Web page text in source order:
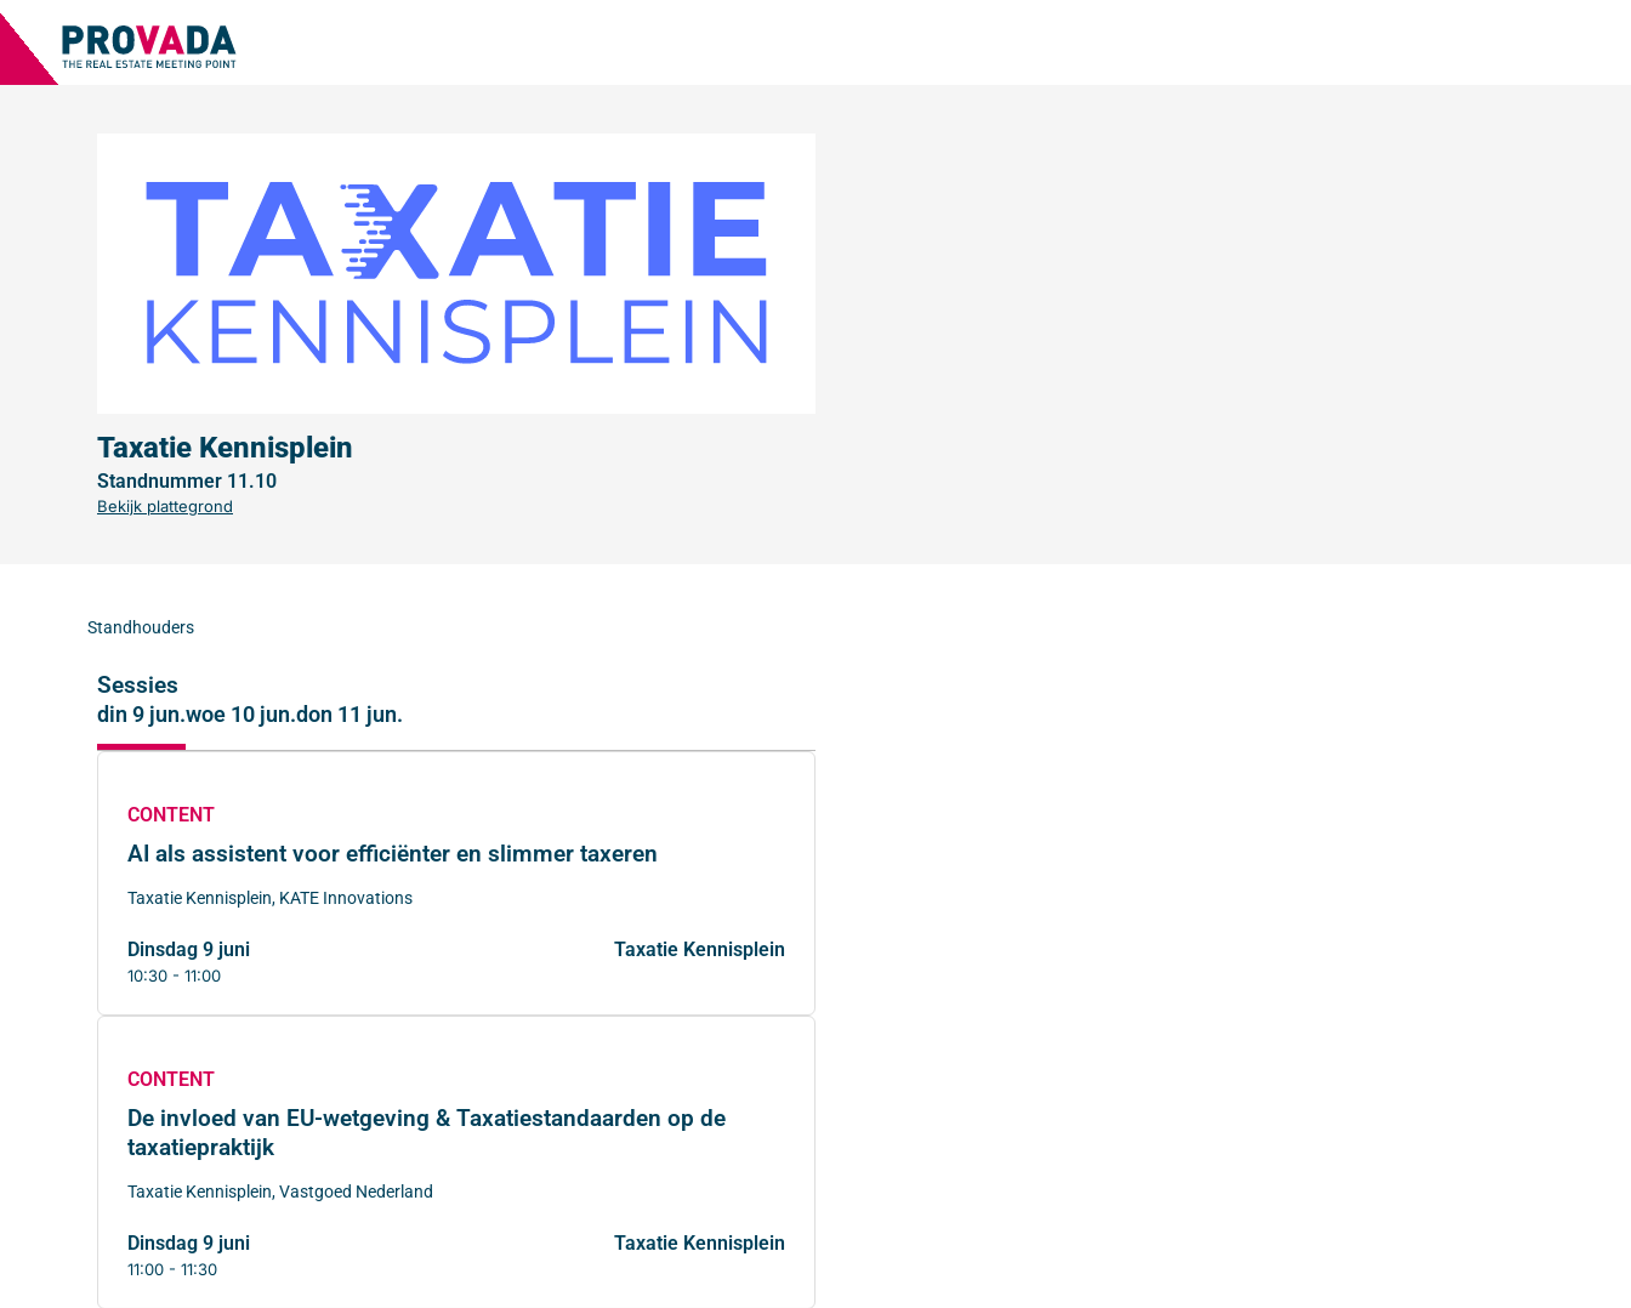
Taxatie Kennisplein
Standnummer 11.10
Bekijk plattegrond
Standhouders
Sessies
din 9 jun.woe 10 jun.don 11 jun.
CONTENT
AI als assistent voor efficiënter en slimmer taxeren
Taxatie Kennisplein, KATE Innovations
dinsdag 9 juni
10:30 - 11:00
Taxatie Kennisplein
CONTENT
De invloed van EU-wetgeving & Taxatiestandaarden op de
taxatiepraktijk
Taxatie Kennisplein, Vastgoed Nederland
dinsdag 9 juni
11:00 - 11:30
Taxatie Kennisplein